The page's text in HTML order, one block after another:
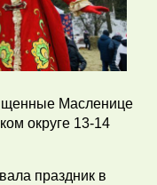
Масленице
округе 13-14
праздник в